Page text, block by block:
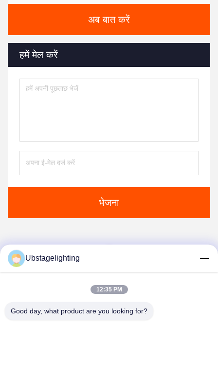
अब बात करें
हमें मेल करें
भेजना
Ubstagelighting
12:35 PM
Good day, what product are you looking for?